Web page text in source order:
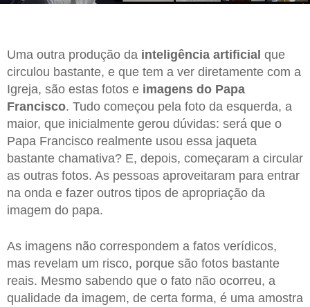
Uma outra produção da inteligência artificial que
circulou bastante, e que tem a ver diretamente com a
Igreja, são estas fotos e imagens do Papa
Francisco. Tudo começou pela foto da esquerda, a
maior, que inicialmente gerou dúvidas: será que o
Papa Francisco realmente usou essa jaqueta
bastante chamativa? E, depois, começaram a circular
as outras fotos. As pessoas aproveitaram para entrar
na onda e fazer outros tipos de apropriação da
imagem do papa.
As imagens não correspondem a fatos verídicos,
mas revelam um risco, porque são fotos bastante
reais. Mesmo sabendo que o fato não ocorreu, a
qualidade da imagem, de certa forma, é uma amostra